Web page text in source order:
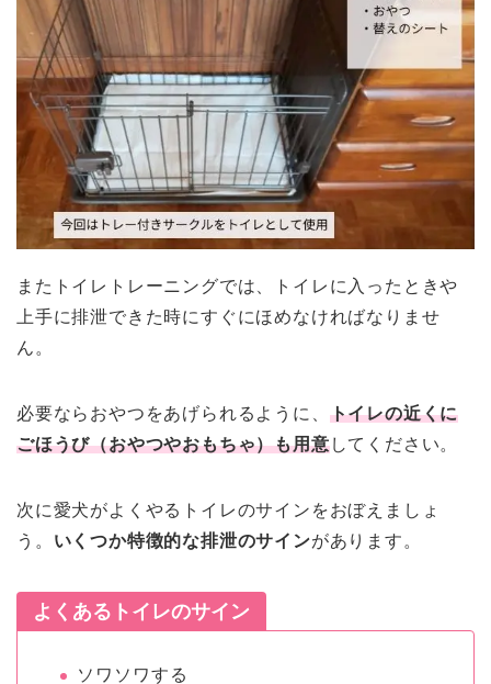
またトイレトレーニングでは、トイレに入ったときや
上手に排泄できた時にすぐにほめなければなりませ
ん。
必要ならおやつをあげられるように、 トイレの近くに
ごほうび（おやつやおもちゃ）も用意してください。
次に愛犬がよくやるトイレのサインをおぼえましょ
う。 いくつか特徴的な排泄のサインがあります。
よくあるトイレのサイン
ソワソワする